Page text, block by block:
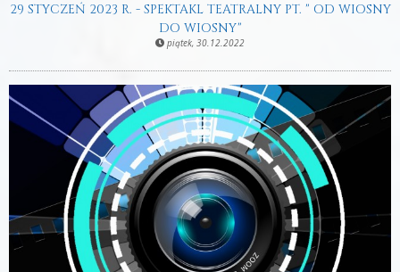
29 STYCZEŃ 2023 R. - SPEKTAKL TEATRALNY PT. " OD WIOSNY
DO WIOSNY"
piątek, 30.12.2022